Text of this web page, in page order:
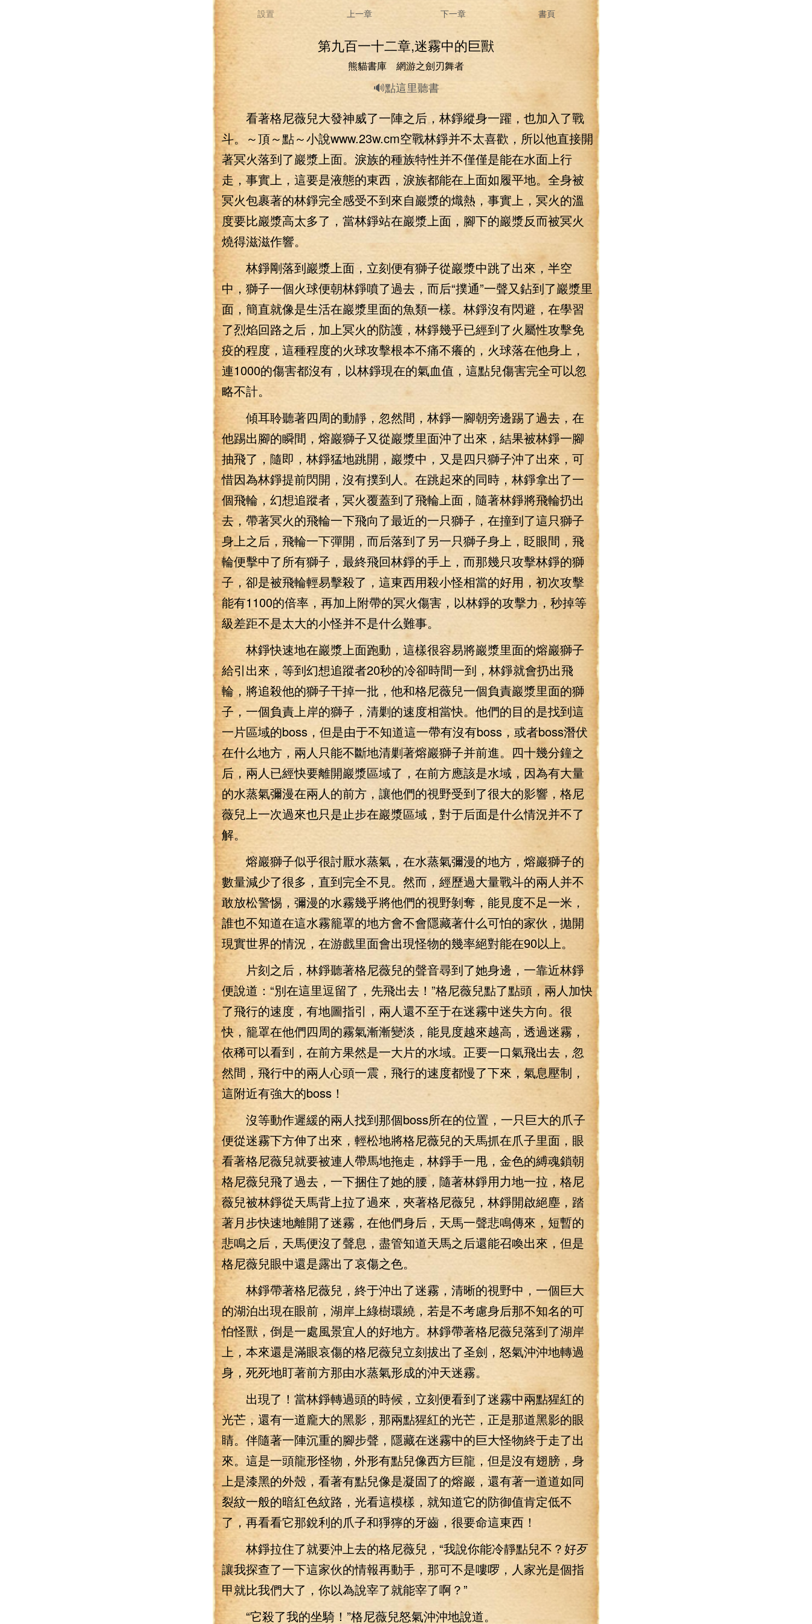
設置 上一章 下一章 書頁
第九百一十二章,迷霧中的巨獸
熊貓書庫 網游之劍刃舞者
🔊點這里聽書
看著格尼薇兒大發神威了一陣之后，林錚縱身一躍，也加入了戰
斗。～頂～點～小說www.23w.cm空戰林錚并不太喜歡，所以他直接開
著冥火落到了巖漿上面。淚族的種族特性并不僅僅是能在水面上行
走，事實上，這要是液態的東西，淚族都能在上面如履平地。全身被
冥火包裹著的林錚完全感受不到來自巖漿的熾熱，事實上，冥火的溫
度要比巖漿高太多了，當林錚站在巖漿上面，腳下的巖漿反而被冥火
燒得滋滋作響。
林錚剛落到巖漿上面，立刻便有獅子從巖漿中跳了出來，半空
中，獅子一個火球便朝林錚噴了過去，而后“撲通”一聲又鉆到了巖漿里
面，簡直就像是生活在巖漿里面的魚類一樣。林錚沒有閃避，在學習
了烈焰回路之后，加上冥火的防護，林錚幾乎已經到了火屬性攻擊免
疫的程度，這種程度的火球攻擊根本不痛不癢的，火球落在他身上，
連1000的傷害都沒有，以林錚現在的氣血值，這點兒傷害完全可以忽
略不計。
傾耳聆聽著四周的動靜，忽然間，林錚一腳朝旁邊踢了過去，在
他踢出腳的瞬間，熔巖獅子又從巖漿里面沖了出來，結果被林錚一腳
抽飛了，隨即，林錚猛地跳開，巖漿中，又是四只獅子沖了出來，可
惜因為林錚提前閃開，沒有撲到人。在跳起來的同時，林錚拿出了一
個飛輪，幻想追蹤者，冥火覆蓋到了飛輪上面，隨著林錚將飛輪扔出
去，帶著冥火的飛輪一下飛向了最近的一只獅子，在撞到了這只獅子
身上之后，飛輪一下彈開，而后落到了另一只獅子身上，眨眼間，飛
輪便擊中了所有獅子，最終飛回林錚的手上，而那幾只攻擊林錚的獅
子，卻是被飛輪輕易擊殺了，這東西用殺小怪相當的好用，初次攻擊
能有1100的倍率，再加上附帶的冥火傷害，以林錚的攻擊力，秒掉等
級差距不是太大的小怪并不是什么難事。
林錚快速地在巖漿上面跑動，這樣很容易將巖漿里面的熔巖獅子
給引出來，等到幻想追蹤者20秒的冷卻時間一到，林錚就會扔出飛
輪，將追殺他的獅子干掉一批，他和格尼薇兒一個負責巖漿里面的獅
子，一個負責上岸的獅子，清剿的速度相當快。他們的目的是找到這
一片區域的boss，但是由于不知道這一帶有沒有boss，或者boss潛伏
在什么地方，兩人只能不斷地清剿著熔巖獅子并前進。四十幾分鐘之
后，兩人已經快要離開巖漿區域了，在前方應該是水域，因為有大量
的水蒸氣彌漫在兩人的前方，讓他們的視野受到了很大的影響，格尼
薇兒上一次過來也只是止步在巖漿區域，對于后面是什么情況并不了
解。
熔巖獅子似乎很討厭水蒸氣，在水蒸氣彌漫的地方，熔巖獅子的
數量減少了很多，直到完全不見。然而，經歷過大量戰斗的兩人并不
敢放松警惕，彌漫的水霧幾乎將他們的視野剝奪，能見度不足一米，
誰也不知道在這水霧籠罩的地方會不會隱藏著什么可怕的家伙，拋開
現實世界的情況，在游戲里面會出現怪物的幾率絕對能在90以上。
片刻之后，林錚聽著格尼薇兒的聲音尋到了她身邊，一靠近林錚
便說道：“別在這里逗留了，先飛出去！”格尼薇兒點了點頭，兩人加快
了飛行的速度，有地圖指引，兩人還不至于在迷霧中迷失方向。很
快，籠罩在他們四周的霧氣漸漸變淡，能見度越來越高，透過迷霧，
依稀可以看到，在前方果然是一大片的水域。正要一口氣飛出去，忽
然間，飛行中的兩人心頭一震，飛行的速度都慢了下來，氣息壓制，
這附近有強大的boss！
沒等動作遲緩的兩人找到那個boss所在的位置，一只巨大的爪子
便從迷霧下方伸了出來，輕松地將格尼薇兒的天馬抓在爪子里面，眼
看著格尼薇兒就要被連人帶馬地拖走，林錚手一甩，金色的縛魂鎖朝
格尼薇兒飛了過去，一下捆住了她的腰，隨著林錚用力地一拉，格尼
薇兒被林錚從天馬背上拉了過來，夾著格尼薇兒，林錚開啟絕塵，踏
著月步快速地離開了迷霧，在他們身后，天馬一聲悲鳴傳來，短暫的
悲鳴之后，天馬便沒了聲息，盡管知道天馬之后還能召喚出來，但是
格尼薇兒眼中還是露出了哀傷之色。
林錚帶著格尼薇兒，終于沖出了迷霧，清晰的視野中，一個巨大
的湖泊出現在眼前，湖岸上綠樹環繞，若是不考慮身后那不知名的可
怕怪獸，倒是一處風景宜人的好地方。林錚帶著格尼薇兒落到了湖岸
上，本來還是滿眼哀傷的格尼薇兒立刻拔出了圣劍，怒氣沖沖地轉過
身，死死地盯著前方那由水蒸氣形成的沖天迷霧。
出現了！當林錚轉過頭的時候，立刻便看到了迷霧中兩點猩紅的
光芒，還有一道龐大的黑影，那兩點猩紅的光芒，正是那道黑影的眼
睛。伴隨著一陣沉重的腳步聲，隱藏在迷霧中的巨大怪物終于走了出
來。這是一頭龍形怪物，外形有點兒像西方巨龍，但是沒有翅膀，身
上是漆黑的外殼，看著有點兒像是凝固了的熔巖，還有著一道道如同
裂紋一般的暗紅色紋路，光看這模樣，就知道它的防御值肯定低不
了，再看看它那銳利的爪子和猙獰的牙齒，很要命這東西！
林錚拉住了就要沖上去的格尼薇兒，“我說你能冷靜點兒不？好歹
讓我探查了一下這家伙的情報再動手，那可不是嘍啰，人家光是個指
甲就比我們大了，你以為說宰了就能宰了啊？”
“它殺了我的坐騎！”格尼薇兒怒氣沖沖地說道。